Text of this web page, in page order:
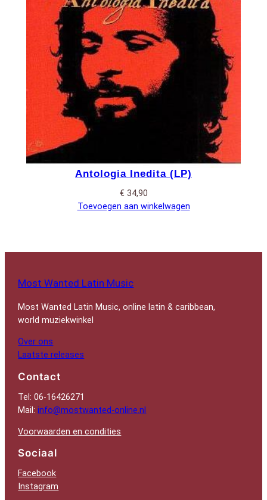
Antologia Inedita (LP)
€ 34,90
Toevoegen aan winkelwagen
Most Wanted Latin Music
Most Wanted Latin Music, online latin & caribbean,
world muziekwinkel
Over ons
Laatste releases
Contact
Tel: 06-16426271
Mail:info@mostwanted-online.nl
Voorwaarden en condities
Sociaal
Facebook
Instagram